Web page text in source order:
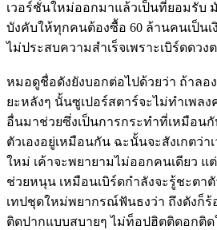
เวอร์ชั่นใหม่ออกมาแล้วเป็นที่ยอมรับ
บังคับให้ทุกคนต้องซื้อ 60 ล้านคนเป็นเ
ไม่ประสบความสำเร็จเพราะเบิร์ดดวง
หมอดูชื่อดังยังบอกต่อไปด้วยว่า ถ้าลอ
ยะหลังๆ นั้นซูเปอร์สตาร์จะไม่ทำเพลง
อื่นมาช่วยซึ่งเป็นการกระทำที่เหมือนกั
ตัวเองอยู่เหมือนกัน ฉะนั้นจะสังเกตว่า
ใหม่ เค้าจะพยายามไม่ออกคนเดียว
ช่วยหนุน เหมือนเบิร์ดกำลังจะรู้ชะตา
เทปชุดใหม่พยากรณ์ฟันธงว่า ถึงดังก็ร้
ติดปากแบบสบายๆ ไม่ท็อปฮิตติดอกติ